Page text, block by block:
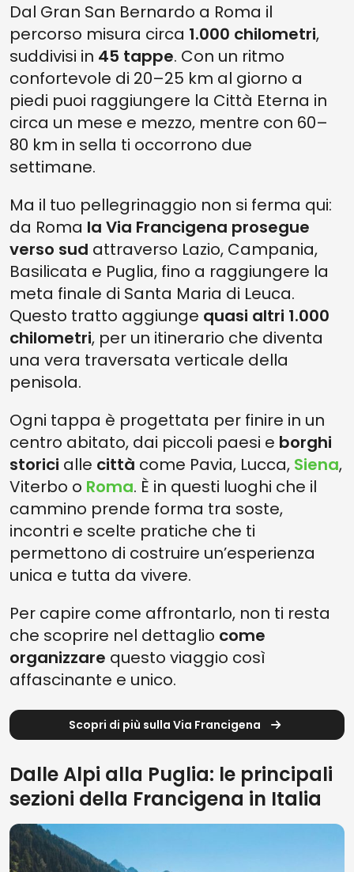
Dal Gran San Bernardo a Roma il
percorso misura circa 1.000 chilometri,
suddivisi in 45 tappe. Con un ritmo
confortevole di 20–25 km al giorno a
piedi puoi raggiungere la Città Eterna in
circa un mese e mezzo, mentre con 60–
80 km in sella ti occorrono due
settimane.
Ma il tuo pellegrinaggio non si ferma qui:
da Roma la Via Francigena prosegue
verso sud attraverso Lazio, Campania,
Basilicata e Puglia, fino a raggiungere la
meta finale di Santa Maria di Leuca.
Questo tratto aggiunge quasi altri 1.000
chilometri, per un itinerario che diventa
una vera traversata verticale della
penisola.
Ogni tappa è progettata per finire in un
centro abitato, dai piccoli paesi e borghi
storici alle città come Pavia, Lucca, Siena,
Viterbo o Roma. È in questi luoghi che il
cammino prende forma tra soste,
incontri e scelte pratiche che ti
permettono di costruire un’esperienza
unica e tutta da vivere.
Per capire come affrontarlo, non ti resta
che scoprire nel dettaglio come
organizzare questo viaggio così
affascinante e unico.
Scopri di più sulla Via Francigena
Dalle Alpi alla Puglia: le principali
sezioni della Francigena in Italia